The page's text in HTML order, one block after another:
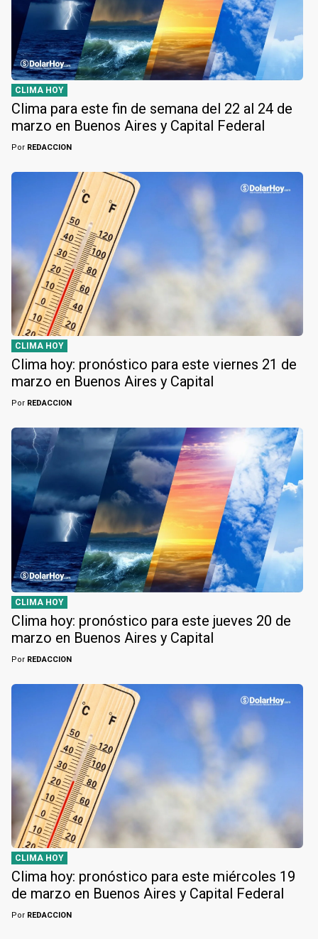
CLIMA HOY
Clima para este fin de semana del 22 al 24 de
marzo en Buenos Aires y Capital Federal
Por REDACCION
CLIMA HOY
Clima hoy: pronóstico para este viernes 21 de
marzo en Buenos Aires y Capital
Por REDACCION
CLIMA HOY
Clima hoy: pronóstico para este jueves 20 de
marzo en Buenos Aires y Capital
Por REDACCION
CLIMA HOY
Clima hoy: pronóstico para este miércoles 19
de marzo en Buenos Aires y Capital Federal
Por REDACCION